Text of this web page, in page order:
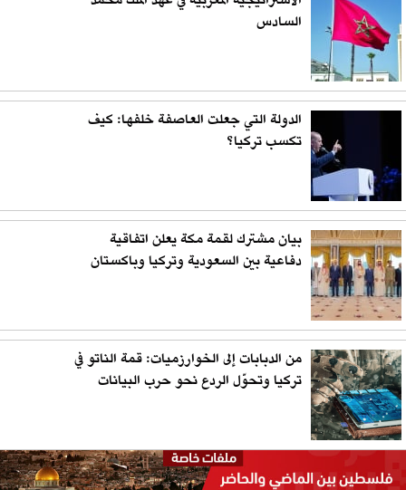
السادس
الدولة التي جعلت العاصفة خلفها: كيف
تكسب تركيا؟
بيان مشترك لقمة مكة يعلن اتفاقية
دفاعية بين السعودية وتركيا وباكستان
من الدبابات إلى الخوارزميات: قمة الناتو في
تركيا وتحوّل الردع نحو حرب البيانات